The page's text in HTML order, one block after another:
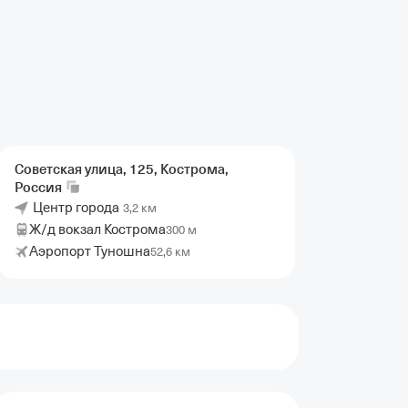
Советская улица, 125, Кострома,
Россия
Центр города 3,2 км
Ж/д вокзал Кострома300 м
Аэропорт Туношна52,6 км